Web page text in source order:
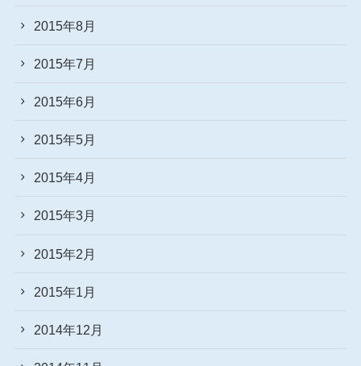
2015年8月
2015年7月
2015年6月
2015年5月
2015年4月
2015年3月
2015年2月
2015年1月
2014年12月